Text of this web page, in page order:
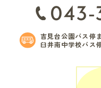
043-
吉見台公園バス停
臼井南中学校バス